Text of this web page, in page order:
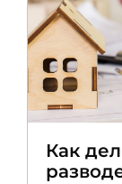
Как